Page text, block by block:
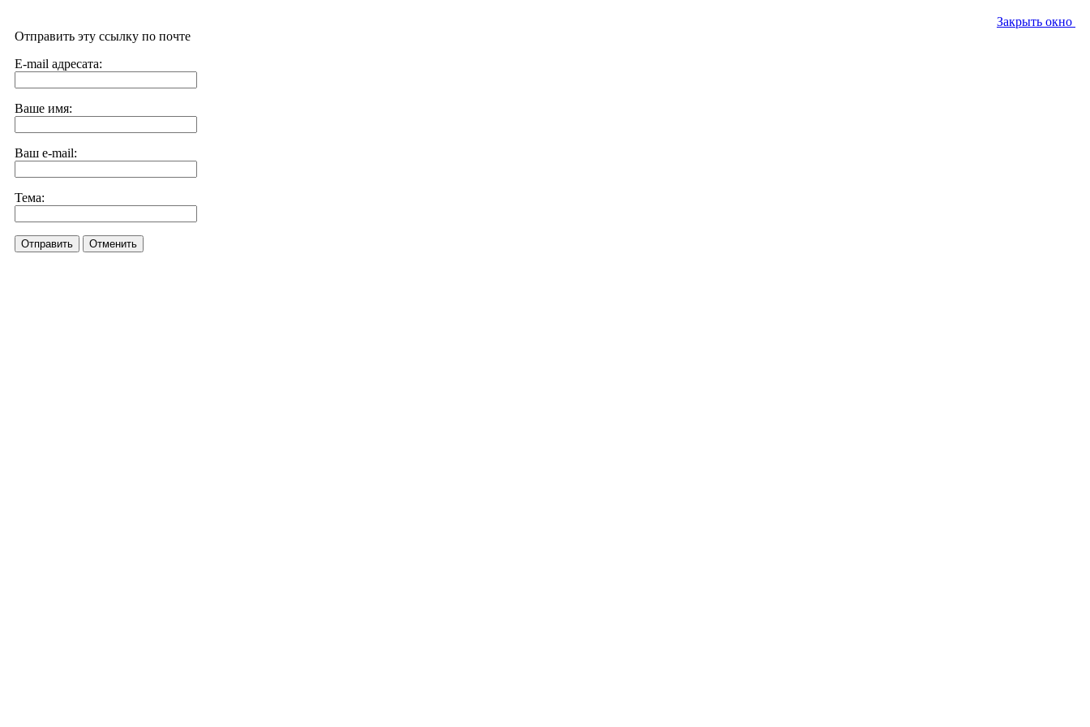
Закрыть окно
Отправить эту ссылку по почте
E-mail адресата:
Ваше имя:
Ваш e-mail:
Тема:
Отправить Отменить